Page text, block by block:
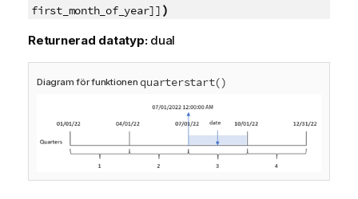
first_month_of_year]] )
Returnerad datatyp: dual
Diagram för funktionenquarterstart()